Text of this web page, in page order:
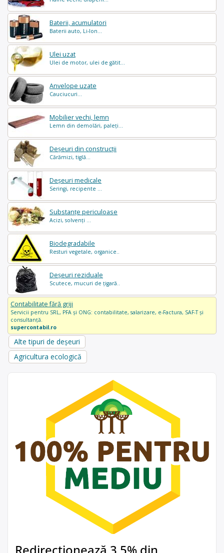
Baterii, acumulatori
Baterii auto, Li-Ion...
Ulei uzat
Ulei de motor, ulei de gătit...
Anvelope uzate
Cauciucuri...
Mobilier vechi, lemn
Lemn din demolări, paleți...
Deșeuri din construcții
Cărămizi, tiglă...
Deșeuri medicale
Seringi, recipente ...
Substanțe periculoase
Acizi, solvenți ...
Biodegradabile
Resturi vegetale, organice..
Deșeuri reziduale
Scutece, mucuri de țigară..
Contabilitate fără griji
Servicii pentru SRL, PFA și ONG: contabilitate, salarizare, e-Factura, SAF-T și
consultanță.
supercontabil.ro
Alte tipuri de deșeuri
Agricultura ecologică